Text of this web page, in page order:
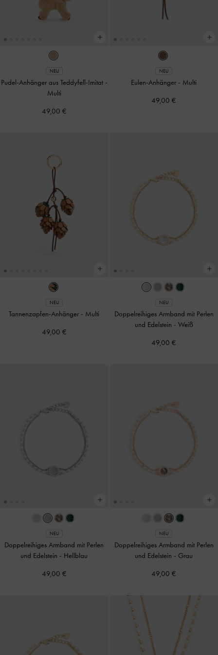
NEU
Pudel-Anhänger aus Teddyfell-Imitat -
Multi
49,00 €
NEU
Eulen-Anhänger - Multi
49,00 €
NEU
Tannenzapfen-Anhänger - Multi
49,00 €
NEU
Doppelreihiges Armband mit Perlen
und Edelstein - Weiß
49,00 €
NEU
Doppelreihiges Armband mit Perlen
und Edelstein - Hellblau
49,00 €
NEU
Doppelreihiges Armband mit Perlen
und Edelstein - Grau
49,00 €